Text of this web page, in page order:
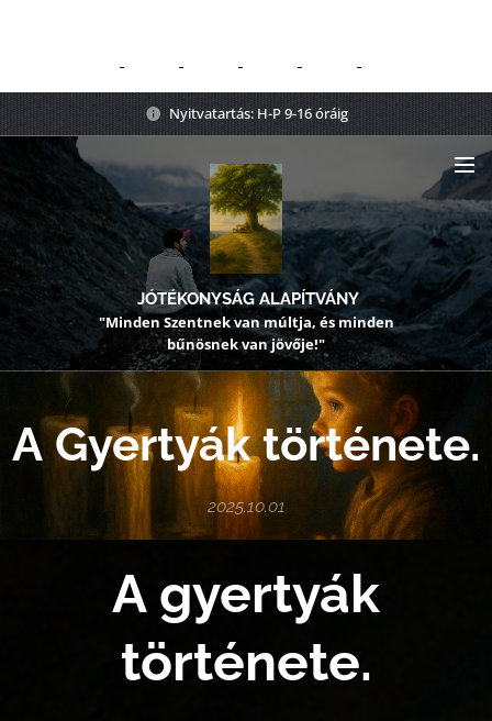
Nyitvatartás: H-P 9-16 óráig
JÓTÉKONYSÁG ALAPÍTVÁNY
"Minden Szentnek van múltja, és minden
bűnösnek van jövője!"
A Gyertyák története.
2025.10.01
A gyertyák
története.